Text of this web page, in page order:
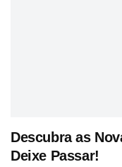
Descubra as
Deixe Passar!